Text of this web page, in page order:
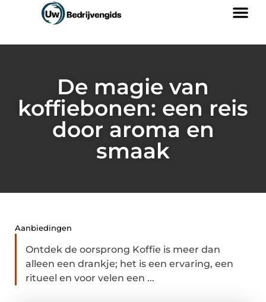
De magie van
koffiebonen: een reis
door aroma en
smaak
Aanbiedingen
Ontdek de oorsprong Koffie is meer dan
alleen een drankje; het is een ervaring, een
ritueel en voor velen een ...